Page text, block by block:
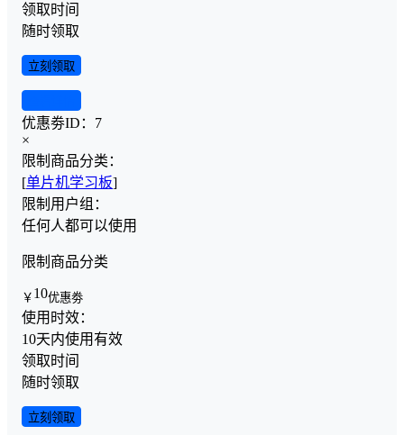
领取时间
随时领取
立刻领取
优惠劵ID： 7
×
限制商品分类：
[单片机学习板]
限制用户组：
任何人都可以使用
限制商品分类
￥ 10优惠劵
使用时效：
10天内使用有效
领取时间
随时领取
立刻领取